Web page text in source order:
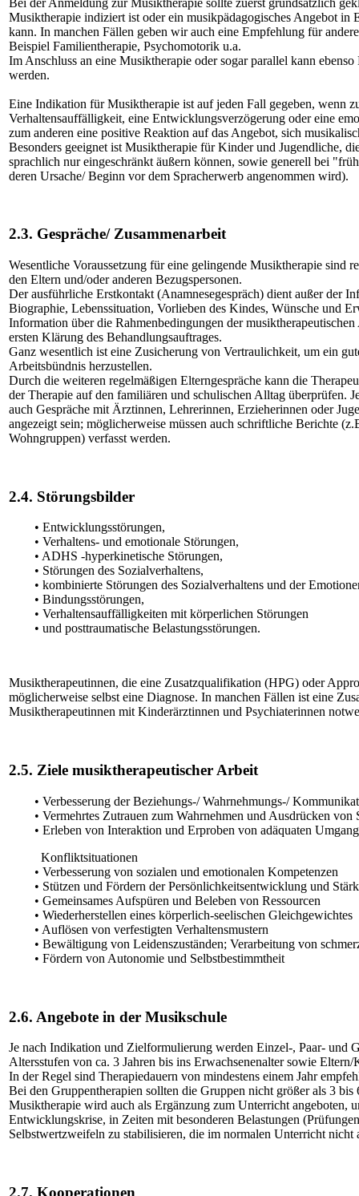
Musiktherapie indiziert ist oder ein musikpädagogisches Angebot in
kann. In manchen Fällen geben wir auch eine Empfehlung für
Beispiel Familientherapie, Psychomotorik u.a.
Im Anschluss an eine Musiktherapie oder sogar parallel kann
werden.
Eine Indikation für Musiktherapie ist auf jeden Fall gegeben, wenn
Verhaltensauffälligkeit, eine Entwicklungsverzögerung oder eine
zum anderen eine positive Reaktion auf das Angebot, sich
Besonders geeignet ist Musiktherapie für Kinder und Jugendliche,
sprachlich nur eingeschränkt äußern können, sowie generell bei
deren Ursache/ Beginn vor dem Spracherwerb angenommen wird).
2.3. Gespräche/ Zusammenarbeit
Wesentliche Voraussetzung für eine gelingende Musiktherapie sind
den Eltern und/oder anderen Bezugspersonen.
Der ausführliche Erstkontakt (Anamnesegespräch) dient außer der
Biographie, Lebenssituation, Vorlieben des Kindes, Wünsche und
Information über die Rahmenbedingungen der
ersten Klärung des Behandlungsauftrages.
Ganz wesentlich ist eine Zusicherung von Vertraulichkeit, um ein
Arbeitsbündnis herzustellen.
Durch die weiteren regelmäßigen Elterngespräche kann die
der Therapie auf den familiären und schulischen Alltag überprüfen.
auch Gespräche mit Ärztinnen, Lehrerinnen, Erzieherinnen oder
angezeigt sein; möglicherweise müssen auch schriftliche Berichte
Wohngruppen) verfasst werden.
2.4. Störungsbilder
• Entwicklungsstörungen,
• Verhaltens- und emotionale Störungen,
• ADHS -hyperkinetische Störungen,
• Störungen des Sozialverhaltens,
• kombinierte Störungen des Sozialverhaltens und der
• Bindungsstörungen,
• Verhaltensauffälligkeiten mit körperlichen Störungen
• und posttraumatische Belastungsstörungen.
Musiktherapeutinnen, die eine Zusatzqualifikation (HPG) oder
möglicherweise selbst eine Diagnose. In manchen Fällen ist eine
Musiktherapeutinnen mit Kinderärztinnen und Psychiaterinnen
2.5. Ziele musiktherapeutischer Arbeit
• Verbesserung der Beziehungs-/ Wahrnehmungs-/
• Vermehrtes Zutrauen zum Wahrnehmen und Ausdrücken von
• Erleben von Interaktion und Erproben von adäquaten
Konfliktsituationen
• Verbesserung von sozialen und emotionalen Kompetenzen
• Stützen und Fördern der Persönlichkeitsentwicklung und
• Gemeinsames Aufspüren und Beleben von Ressourcen
• Wiederherstellen eines körperlich-seelischen Gleichgewichtes
• Auflösen von verfestigten Verhaltensmustern
• Bewältigung von Leidenszuständen; Verarbeitung von
• Fördern von Autonomie und Selbstbestimmtheit
2.6. Angebote in der Musikschule
Je nach Indikation und Zielformulierung werden Einzel-, Paar- und
Altersstufen von ca. 3 Jahren bis ins Erwachsenenalter sowie
In der Regel sind Therapiedauern von mindestens einem Jahr
Bei den Gruppentherapien sollten die Gruppen nicht größer als 3 bis
Musiktherapie wird auch als Ergänzung zum Unterricht angeboten,
Entwicklungskrise, in Zeiten mit besonderen Belastungen
Selbstwertzweifeln zu stabilisieren, die im normalen Unterricht nicht
2.7. Kooperationen